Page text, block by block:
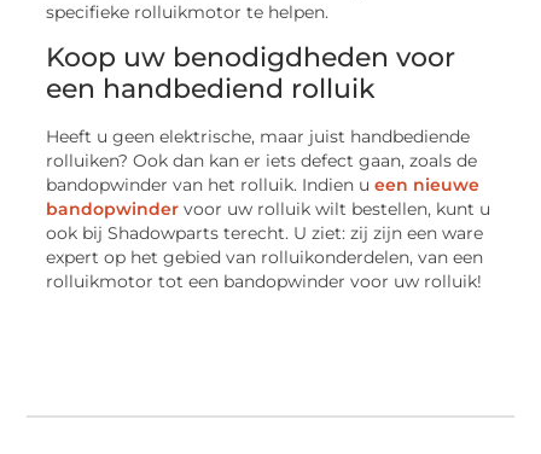
specifieke rolluikmotor te helpen.
Koop uw benodigdheden voor
een handbediend rolluik
Heeft u geen elektrische, maar juist handbediende
rolluiken? Ook dan kan er iets defect gaan, zoals de
bandopwinder van het rolluik. Indien ueen nieuwe
bandopwinder voor uw rolluik wilt bestellen, kunt u
ook bij Shadowparts terecht. U ziet: zij zijn een ware
expert op het gebied van rolluikonderdelen, van een
rolluikmotor tot een bandopwinder voor uw rolluik!